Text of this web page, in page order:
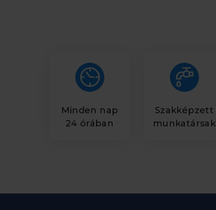
Minden nap
24 órában
Szakképzett
munkatársak